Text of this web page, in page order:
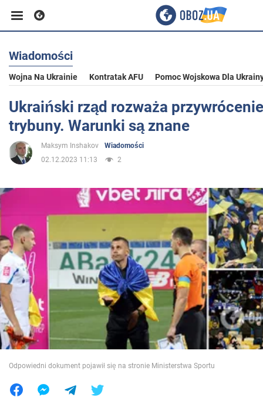
Biznes
Sport
Rozrywka
Polityka
Społeczeństwo
Wojna na Ukrainie
Świat
Jedzenie
Wiadomości
Wojna Na Ukrainie Kontratak AFU Pomoc Wojskowa Dla
Ukraiński rząd rozważa
trybuny. Warunki są znane
Maksym Inshakov
Wiadomości
02.12.2023 11:13
2
Odpowiedni dokument pojawił się na stronie Ministerstwa Sportu